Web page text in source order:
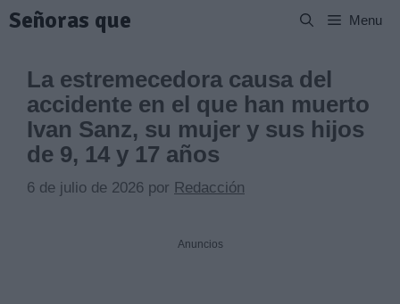
Saltar
alSeñoras que Menu
La estremecedora causa del
accidente en el que han muerto
Ivan Sanz, su mujer y sus hijos
de 9, 14 y 17 años
6 de julio de 2026 por Redacción
Anuncios